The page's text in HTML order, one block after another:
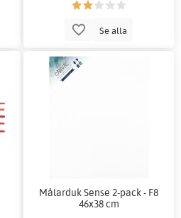
Se alla
Målarduk Sense 2-pack - F8
46x38 cm